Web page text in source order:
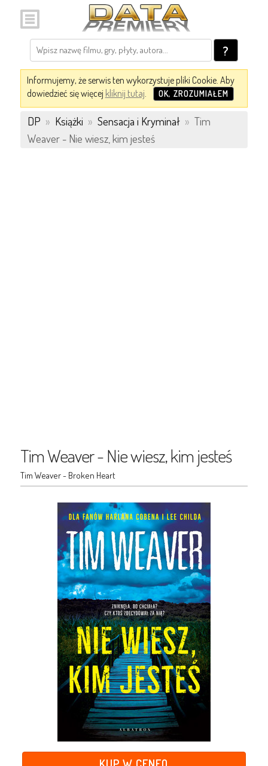
?
Informujemy, że serwis ten wykorzystuje pliki Cookie. Aby
dowiedzieć się więcej kliknij tutaj. OK, ZROZUMIAŁEM
DP » Książki » Sensacja i Kryminał » Tim
Weaver - Nie wiesz, kim jesteś
Tim Weaver - Nie wiesz, kim jesteś
Tim Weaver - Broken Heart
KUP W CENEO